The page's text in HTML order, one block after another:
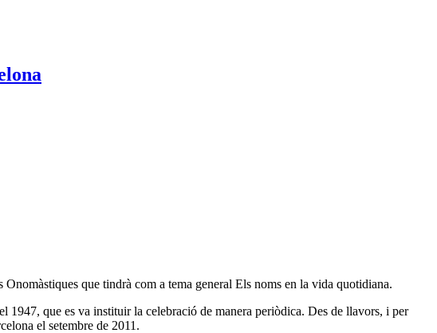
que tindrà com a tema general Els noms en la vida quotidiana.
1947, que es va instituir la celebració de manera periòdica. Des de llavors, i per
el setembre de 2011.